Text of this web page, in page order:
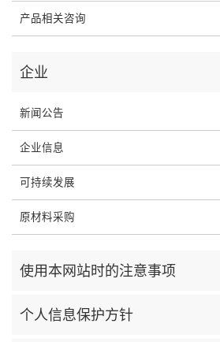
产品相关咨询
企业
新闻公告
企业信息
可持续发展
原材料采购
使用本网站时的注意事项
个人信息保护方针